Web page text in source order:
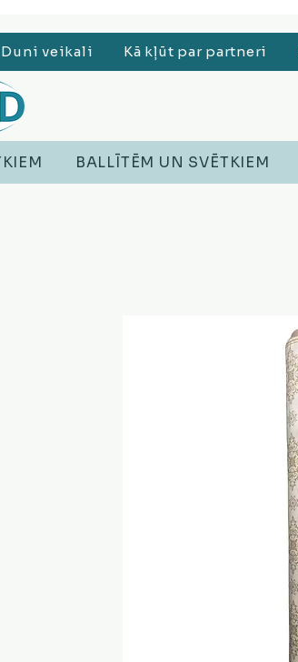
tehnika, Smaržas, Operatīvā atmiņa, Putekļu sūcēji, Lego,
Duni veikali Kā kļūt par partneri
BALLĪTĒM UN SVĒTKIEM